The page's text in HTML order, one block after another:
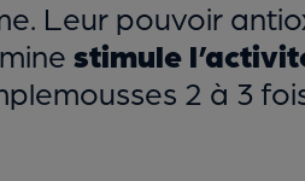
Leur pouvoir
stimule
2 à 3